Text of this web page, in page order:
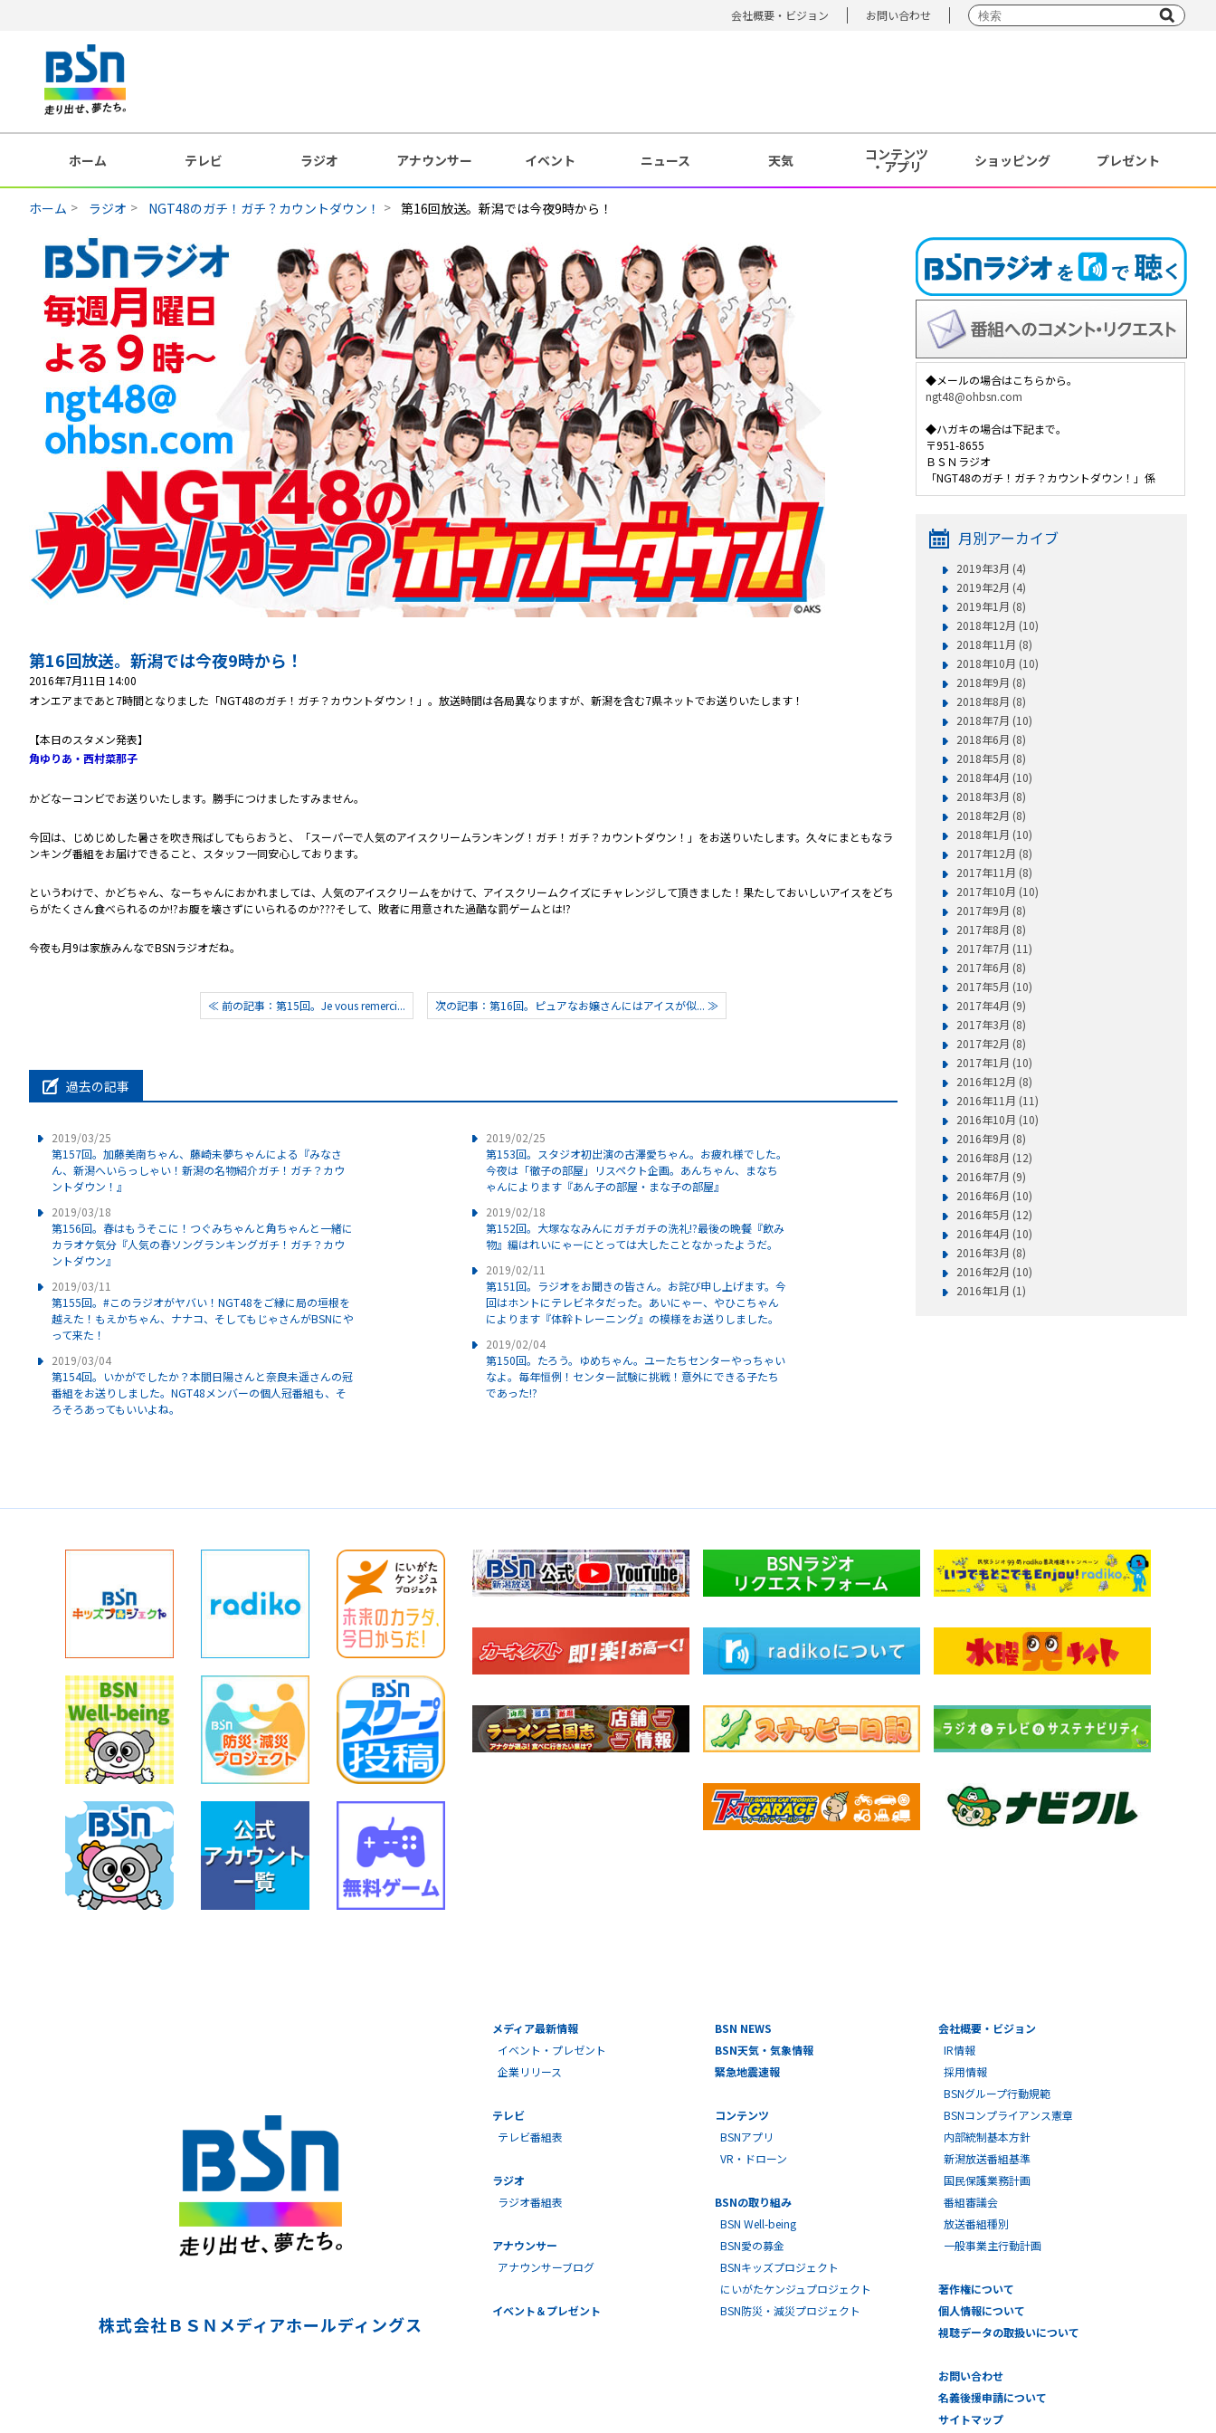
会社概要・ビジョン お問い合わせ
ホーム テレビ ラジオ アナウンサー イベント ニュース 天気 コンテンツ
・アプリ ショッピング プレゼント
ホーム ラジオ NGT48のガチ！ガチ？カウントダウン！ 第16回放送。新潟では今夜9時から！
第16回放送。新潟では今夜9時から！
2016年7月11日 14:00
オンエアまであと7時間となりました「NGT48のガチ！ガチ？カウントダウン！」。放送時間は各局異なりますが、新潟を含む7県ネットでお送りいたします！
【本日のスタメン発表】
角ゆりあ・西村菜那子
かどなーコンビでお送りいたします。勝手につけましたすみません。
今回は、じめじめした暑さを吹き飛ばしてもらおうと、「スーパーで人気のアイスクリームランキング！ガチ！ガチ？カウントダウン！」をお送りいたします。久々にまともなラ
ンキング番組をお届けできること、スタッフ一同安心しております。
というわけで、かどちゃん、なーちゃんにおかれましては、人気のアイスクリームをかけて、アイスクリームクイズにチャレンジして頂きました！果たしておいしいアイスをどち
らがたくさん食べられるのか!?お腹を壊さずにいられるのか???そして、敗者に用意された過酷な罰ゲームとは!?
今夜も月9は家族みんなでBSNラジオだね。
≪ 前の記事：第15回。Je vous remerci... 次の記事：第16回。ピュアなお嬢さんにはアイスが似... ≫
過去の記事
2019/03/25
第157回。加藤美南ちゃん、藤崎未夢ちゃんによる『みなさ
ん、新潟へいらっしゃい！新潟の名物紹介ガチ！ガチ？カウ
ントダウン！』
2019/03/18
第156回。春はもうそこに！つぐみちゃんと角ちゃんと一緒に
カラオケ気分『人気の春ソングランキングガチ！ガチ？カウ
ントダウン』
2019/03/11
第155回。#このラジオがヤバい！NGT48をご縁に局の垣根を
越えた！もえかちゃん、ナナコ、そしてもじゃさんがBSNにや
って来た！
2019/03/04
第154回。いかがでしたか？本間日陽さんと奈良未遥さんの冠
番組をお送りしました。NGT48メンバーの個人冠番組も、そ
ろそろあってもいいよね。
2019/02/25
第153回。スタジオ初出演の古澤愛ちゃん。お疲れ様でした。
今夜は「徹子の部屋」リスペクト企画。あんちゃん、まなち
ゃんによります『あん子の部屋・まな子の部屋』
2019/02/18
第152回。大塚ななみんにガチガチの洗礼!?最後の晩餐『飲み
物』編はれいにゃーにとっては大したことなかったようだ。
2019/02/11
第151回。ラジオをお聞きの皆さん。お詫び申し上げます。今
回はホントにテレビネタだった。あいにゃー、やひこちゃん
によります『体幹トレーニング』の模様をお送りしました。
2019/02/04
第150回。たろう。ゆめちゃん。ユーたちセンターやっちゃい
なよ。毎年恒例！センター試験に挑戦！意外にできる子たち
であった!?
◆メールの場合はこちらから。
ngt48@ohbsn.com
◆ハガキの場合は下記まで。
〒951-8655
ＢＳＮラジオ
「NGT48のガチ！ガチ？カウントダウン！」係
月別アーカイブ
2019年3月 (4)
2019年2月 (4)
2019年1月 (8)
2018年12月 (10)
2018年11月 (8)
2018年10月 (10)
2018年9月 (8)
2018年8月 (8)
2018年7月 (10)
2018年6月 (8)
2018年5月 (8)
2018年4月 (10)
2018年3月 (8)
2018年2月 (8)
2018年1月 (10)
2017年12月 (8)
2017年11月 (8)
2017年10月 (10)
2017年9月 (8)
2017年8月 (8)
2017年7月 (11)
2017年6月 (8)
2017年5月 (10)
2017年4月 (9)
2017年3月 (8)
2017年2月 (8)
2017年1月 (10)
2016年12月 (8)
2016年11月 (11)
2016年10月 (10)
2016年9月 (8)
2016年8月 (12)
2016年7月 (9)
2016年6月 (10)
2016年5月 (12)
2016年4月 (10)
2016年3月 (8)
2016年2月 (10)
2016年1月 (1)
株式会社ＢＳＮメディアホールディングス
メディア最新情報
イベント・プレゼント
企業リリース
テレビ
テレビ番組表
ラジオ
ラジオ番組表
アナウンサー
アナウンサーブログ
イベント＆プレゼント
BSN NEWS
BSN天気・気象情報
緊急地震速報
コンテンツ
BSNアプリ
VR・ドローン
BSNの取り組み
BSN Well-being
BSN愛の募金
BSNキッズプロジェクト
にいがたケンジュプロジェクト
BSN防災・減災プロジェクト
会社概要・ビジョン
IR情報
採用情報
BSNグループ行動規範
BSNコンプライアンス憲章
内部統制基本方針
新潟放送番組基準
国民保護業務計画
番組審議会
放送番組種別
一般事業主行動計画
著作権について
個人情報について
視聴データの取扱いについて
お問い合わせ
名義後援申請について
サイトマップ